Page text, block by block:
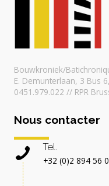
Bouwkroniek/
E. Demunterlaan, 3 Bus
0451.979.022 // RPR
Nous contacter
Tel.
+32 (0)2 894 56